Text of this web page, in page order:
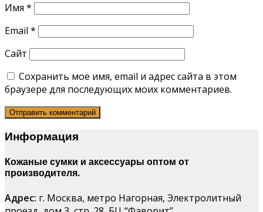
Имя *
Email *
Сайт
Сохранить моё имя, email и адрес сайта в этом
браузере для последующих моих комментариев.
Информация
Кожаные сумки и аксессуары оптом от
производителя.
Адрес: г. Москва, метро Нагорная, Электролитный